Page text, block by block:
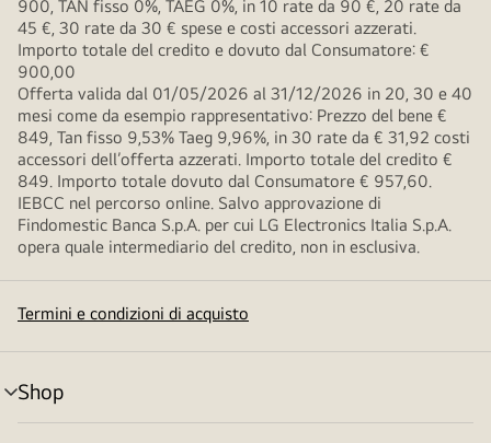
900, TAN fisso 0%, TAEG 0%, in 10 rate da 90 €, 20 rate da
45 €, 30 rate da 30 € spese e costi accessori azzerati.
Importo totale del credito e dovuto dal Consumatore: €
900,00
Offerta valida dal 01/05/2026 al 31/12/2026 in 20, 30 e 40
mesi come da esempio rappresentativo: Prezzo del bene €
849, Tan fisso 9,53% Taeg 9,96%, in 30 rate da € 31,92 costi
accessori dell’offerta azzerati. Importo totale del credito €
849. Importo totale dovuto dal Consumatore € 957,60.
IEBCC nel percorso online. Salvo approvazione di
Findomestic Banca S.p.A. per cui LG Electronics Italia S.p.A.
opera quale intermediario del credito, non in esclusiva.
Termini e condizioni di acquisto
Shop
Attivazione
menu